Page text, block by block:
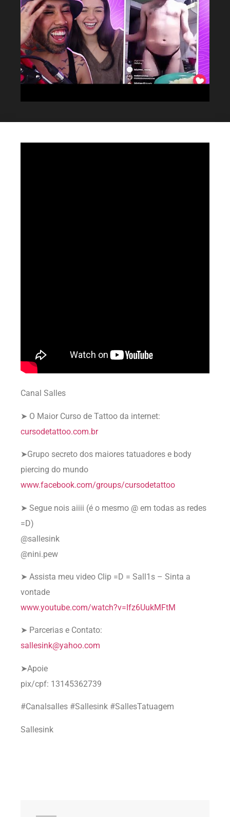
Canal Salles
➤ O Maior Curso de Tattoo da internet:
cursodetattoo.com.br
➤Grupo secreto dos maiores tatuadores e body
piercing do mundo
www.facebook.com/groups/cursodetattoo
➤ Segue nois aiiii (é o mesmo @ em todas as redes
=D)
@sallesink
@nini.pew
➤ Assista meu video Clip =D = Sall1s – Sinta a
vontade
www.youtube.com/watch?v=Ifz6UukMFtM
➤ Parcerias e Contato:
sallesink@yahoo.com
➤Apoie
pix/cpf: 13145362739
#Canalsalles #Sallesink #SallesTatuagem
Sallesink